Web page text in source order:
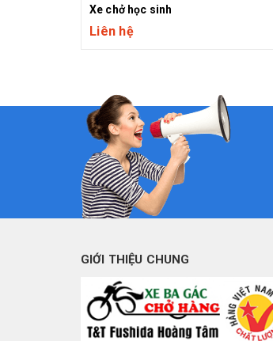
Xe chở học sinh
Liên hệ
GIỚI THIỆU CHUNG